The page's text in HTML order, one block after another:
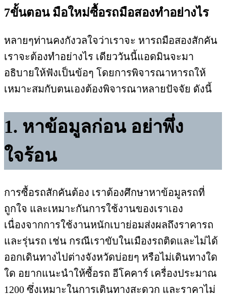
7ขั้นตอน มือใหม่ซื้อรถมือสองทำอย่างไร
หลายๆท่านคงกังวลใจว่าเราจะ หารถมือสองสักคัน
เราจะต้องทำอย่างไร เดียววันนี้แอดมินจะมา
อธิบายให้ฟังเป็นข้อๆ โดยการพิจารณาหารถให้
เหมาะสมกับตนเองต้องพิจารณาหลายปัจจัย ดังนี้
1. หาข้อมูลก่อน อย่าพึ่ง
ใจร้อน
การซื้อรถสักคันต้อง เราต้องศึกษาหาข้อมูลรถที่
ถูกใจ และเหมาะกันการใช้งานของเราเอง
เนื่องจากการใช้งานหนักเบาย่อมส่งผลถึงราคารถ
และรุ่นรถ เช่น กรณีเราขับในเมืองรถติดและไม่ได้
ออกเดินทางไปต่างจังหวัดบ่อยๆ หรือไม่เดินทางใด
ใด อยากแนะนำให้ซื้อรถ อีโคคาร์ เครื่องประมาณ
1200 ซึ่งเหมาะในการเดินทางสะดวก และราคาไม่